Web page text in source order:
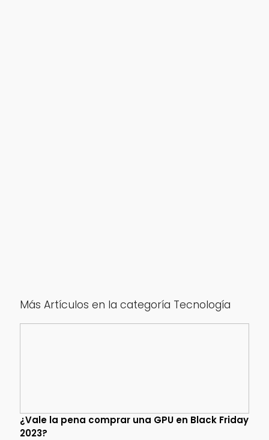
Más Artículos en la categoría Tecnología
¿Vale la pena comprar una GPU en Black Friday
2023?